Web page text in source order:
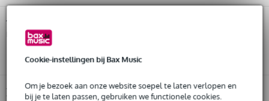
Cookie-instellingen bij Bax Music
Om je bezoek aan onze website soepel te laten verlopen en
bij je te laten passen, gebruiken we functionele cookies.
Huur meerdere producten tegelijk: min. € 300,- en max.
€ 2.500,-
Gratis
Al na 4 maanden maandelijks opzegbaar
Snelle vervanging door Bax Music bij een defect
Twijfel je of de
monitorkalibratie + pads + kabels
Productinformatie